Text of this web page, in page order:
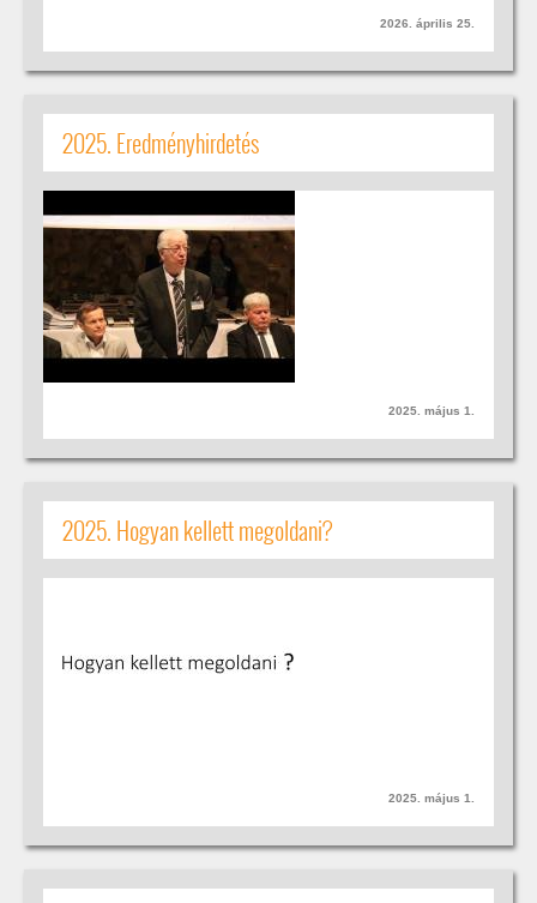
2026. április 25.
2025. Eredményhirdetés
2025. május 1.
2025. Hogyan kellett megoldani?
2025. május 1.